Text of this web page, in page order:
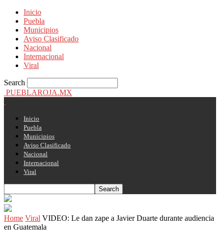
Inicio
Puebla
Municipios
Aviso Clasificado
Nacional
Internacional
Viral
Search
PUEBLAROJA.MX
Inicio
Puebla
Municipios
Aviso Clasificado
Nacional
Internacional
Viral
Home Viral VIDEO: Le dan zape a Javier Duarte durante audiencia
en Guatemala